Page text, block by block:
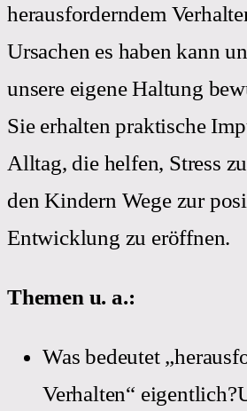
herausforderndem
Ursachen es haben kann
unsere eigene Haltung
Sie erhalten praktische
Alltag, die helfen, Stress
den Kindern Wege zur
Entwicklung zu eröffnen.
Themen u. a.:
Was bedeutet
Verhalten“